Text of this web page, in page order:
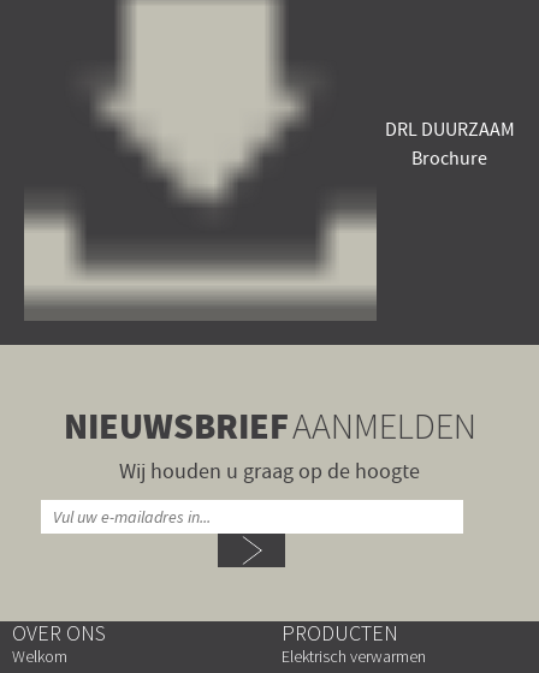
DRL DUURZAAM
Brochure
NIEUWSBRIEFAANMELDEN
Wij houden u graag op de hoogte
OVER ONS
Welkom
PRODUCTEN
Elektrisch verwarmen